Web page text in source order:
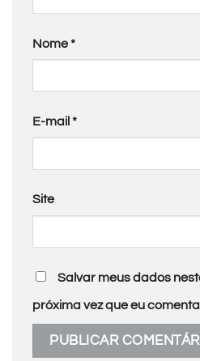
Nome*
E-mail *
Site
Salvar meus dados
próxima vez que eu